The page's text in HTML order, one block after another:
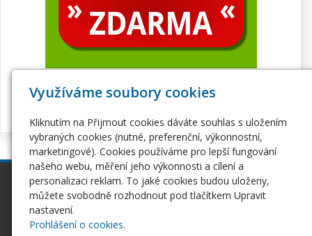
inPage
Webové stránky
Pro začátečníky
Seznámení s inPage
Webhosting
Hosting
Využíváme soubory cookies
Kliknutím na Přijmout cookies dáváte souhlas s uložením
vybraných cookies (nutné, preferenční, výkonnostní,
marketingové). Cookies používáme pro lepší fungování
našeho webu, měření jeho výkonnosti a cílení a
personalizaci reklam. To jaké cookies budou uloženy,
můžete svobodně rozhodnout pod tlačítkem Upravit
nastavení.
Prohlášení o cookies.